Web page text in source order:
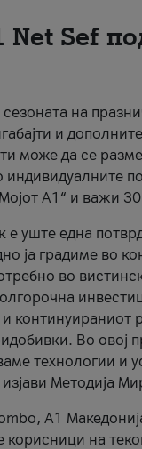
Net Sеf
сезоната на
и
може да се
индивидуалните
А1“ и важи
е уште една
ја градиме во
во
континуираниот
Во овој
технологии и
Методија
А1
корисници на